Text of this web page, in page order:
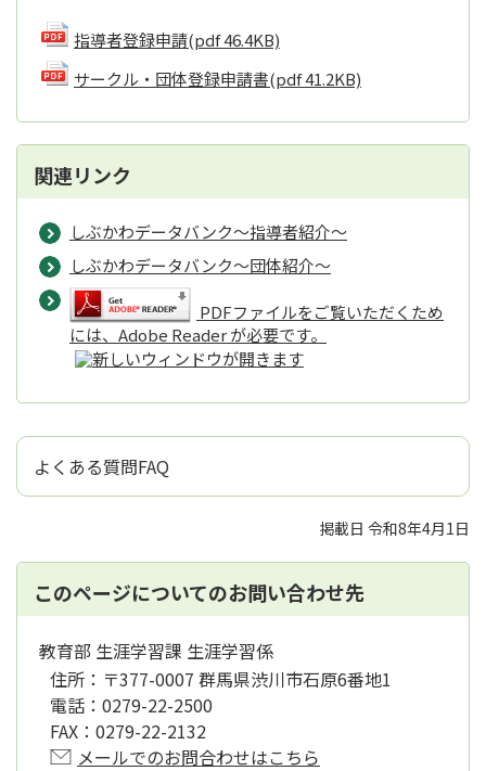
指導者登録申請(pdf 46.4KB)
サークル・団体登録申請書(pdf 41.2KB)
関連リンク
しぶかわデータバンク〜指導者紹介〜
しぶかわデータバンク〜団体紹介〜
PDFファイルをご覧いただくため
には、Adobe Reader が必要です。
よくある質問FAQ
掲載日 令和8年4月1日
このページについてのお問い合わせ先
教育部 生涯学習課 生涯学習係
住所： 〒377-0007 群馬県渋川市石原6番地1
電話： 0279-22-2500
FAX： 0279-22-2132
メールでのお問合わせはこちら